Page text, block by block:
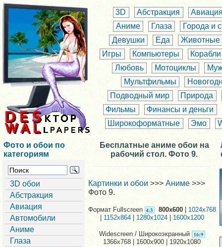
3D Абстракция
Аниме
Глаза
Города и
Девушки
Еда
Животные
Игры
Компьютеры
Корабли
Любовь
Мотоциклы
Мультфильмы
Подводный мир
Природа
Фильмы
Финансы и деньги
Широкоформатные
Эмо
Фото и обои по
категориям
3D обои
Абстракция
Авиация
Автомобили
Аниме
Глаза
Бесплатные аниме обои на
рабочий стол. Фото 9.
Картинки и обои >>> Аниме >>>
Фото 9.
Формат Fullscreen 800x600 | 1024x768
|1152x864 1280x1024| 1600x1200
Widescreen / Широкоэкранный
1366x768 | 1600x900 | 1920x1080